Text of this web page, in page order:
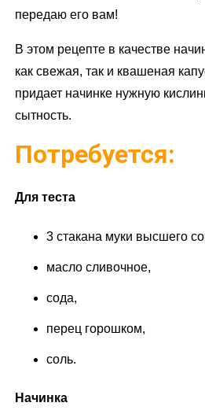
передаю его вам!
В этом рецепте в качестве
как свежая, так и квашеная
придает начинке нужную
сытность.
Потребуется:
Для теста
3 стакана муки высшего
масло сливочное,
сода,
перец горошком,
соль.
Начинка